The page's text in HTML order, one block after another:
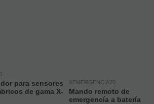
para sensores
de gama X-
XEMERGENCIA20
Mando remoto de
emergencía a batería